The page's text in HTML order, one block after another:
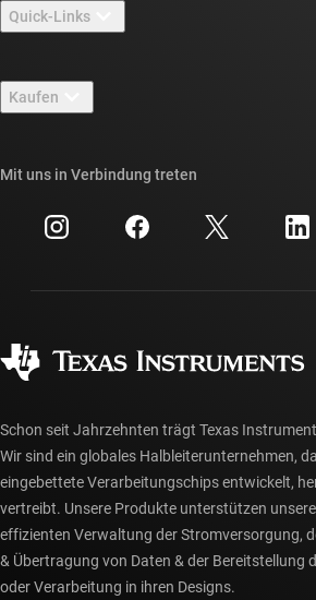
Stellenangebote
Newsroom
Veranstaltungen
Investorenbeziehungen
Quick-Links
TI E2E™-Design-Support-Foren
Querverweis-Suche
Kundensupportzentrum
myTI-Konto FAQs
Kaufen
Häufig gestellte Fragen zu Bestellungen
Mit uns in Verbindung treten
Schon seit Jahrzehnten trägt Texas
Wir sind ein globales Halbleiterunternehmen,
eingebettete Verarbeitungschips entwickelt,
vertreibt. Unsere Produkte unterstützen
effizienten Verwaltung der Stromversorgung,
& Übertragung von Daten & der Bereitstellung
oder Verarbeitung in ihren Designs.